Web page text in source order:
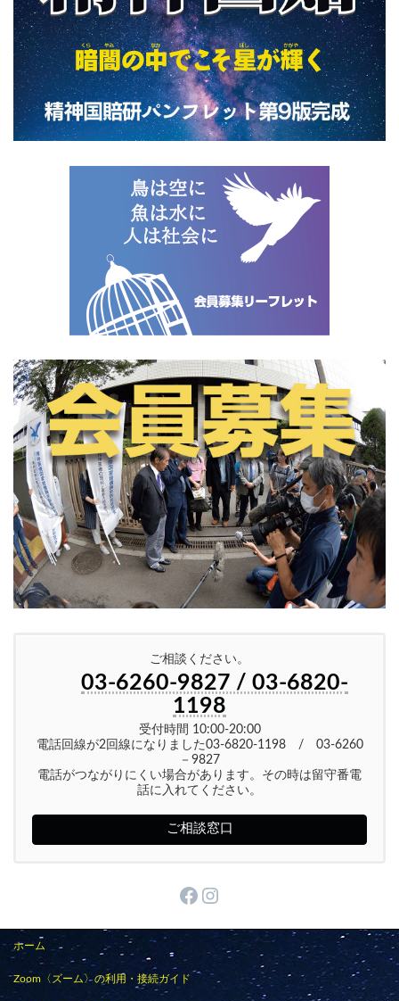
ご相談ください。
03-6260-9827 / 03-6820-
1198
受付時間 10:00-20:00
電話回線が2回線になりました03-6820-1198 / 03-6260
－9827
電話がつながりにくい場合があります。その時は留守番電
話に入れてください。
ご相談窓口
Facebook
Instagram
ホーム
Zoom〈ズーム〉の利用・接続ガイド